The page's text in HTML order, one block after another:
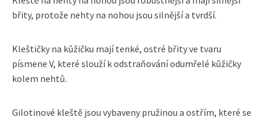
břity, protože nehty na nohou jsou silnější a tvrdší.
Kleštičky na kůžičku mají tenké, ostré břity ve tvaru
písmene V, které slouží k odstraňování odumřelé kůžičky
kolem nehtů.
Gilotinové kleště jsou vybaveny pružinou a ostřím, které se